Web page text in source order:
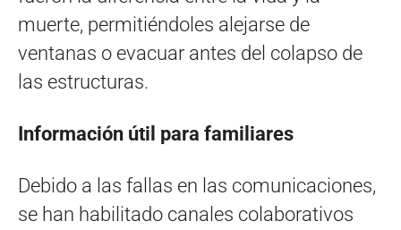
muerte, permitiéndoles alejarse de
ventanas o evacuar antes del colapso de
las estructuras.
Información útil para familiares
Debido a las fallas en las comunicaciones,
se han habilitado canales colaborativos